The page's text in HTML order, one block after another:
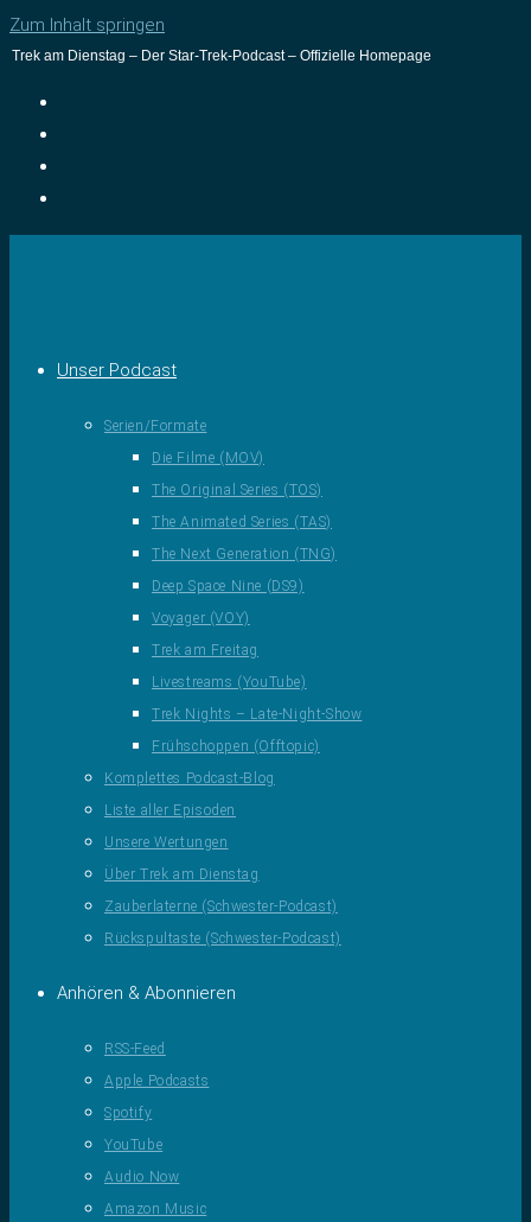
Zum Inhalt springen
Trek am Dienstag – Der Star-Trek-Podcast – Offizielle Homepage
Unser Podcast
Serien/Formate
Die Filme (MOV)
The Original Series (TOS)
The Animated Series (TAS)
The Next Generation (TNG)
Deep Space Nine (DS9)
Voyager (VOY)
Trek am Freitag
Livestreams (YouTube)
Trek Nights – Late-Night-Show
Frühschoppen (Offtopic)
Komplettes Podcast-Blog
Liste aller Episoden
Unsere Wertungen
Über Trek am Dienstag
Zauberlaterne (Schwester-Podcast)
Rückspultaste (Schwester-Podcast)
Anhören & Abonnieren
RSS-Feed
Apple Podcasts
Spotify
YouTube
Audio Now
Amazon Music